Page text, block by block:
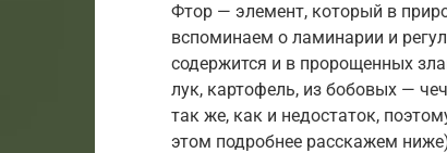
Фтор — элемент, который в
вспоминаем о ламинарии и
содержится и в пророщенных
лук, картофель, из бобовых —
так же, как и недостаток,
этом подробнее расскажем